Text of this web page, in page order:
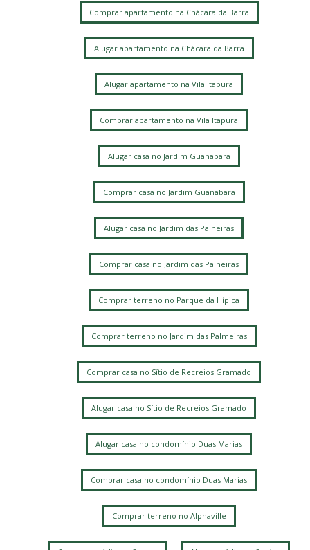
Comprar apartamento na Chácara da Barra
Alugar apartamento na Chácara da Barra
Alugar apartamento na Vila Itapura
Comprar apartamento na Vila Itapura
Alugar casa no Jardim Guanabara
Comprar casa no Jardim Guanabara
Alugar casa no Jardim das Paineiras
Comprar casa no Jardim das Paineiras
Comprar terreno no Parque da Hípica
Comprar terreno no Jardim das Palmeiras
Comprar casa no Sítio de Recreios Gramado
Alugar casa no Sítio de Recreios Gramado
Alugar casa no condomínio Duas Marias
Comprar casa no condomínio Duas Marias
Comprar terreno no Alphaville